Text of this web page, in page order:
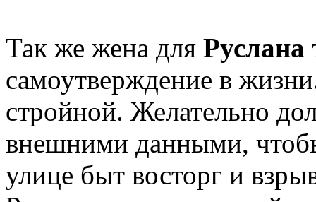
Так же жена для Руслана
самоутверждение в
стройной. Желательно
внешними данными,
улице быт восторг и